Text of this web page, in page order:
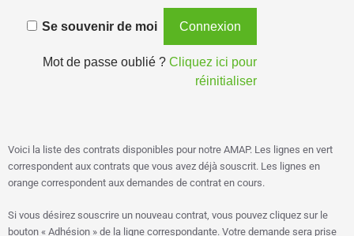
Se souvenir de moi
Mot de passe oublié ? Cliquez ici pour
réinitialiser
Voici la liste des contrats disponibles pour notre AMAP. Les lignes en vert
correspondent aux contrats que vous avez déjà souscrit. Les lignes en
orange correspondent aux demandes de contrat en cours.
Si vous désirez souscrire un nouveau contrat, vous pouvez cliquez sur le
bouton « Adhésion » de la ligne correspondante. Votre demande sera prise